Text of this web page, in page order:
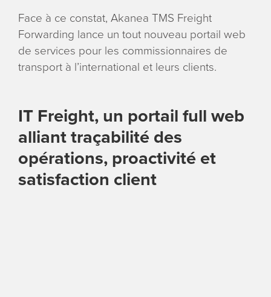
Face à ce constat, Akanea TMS Freight
Forwarding lance un tout nouveau portail web
de services pour les commissionnaires de
transport à l’international et leurs clients.
IT Freight, un portail full web
alliant traçabilité des
opérations, proactivité et
satisfaction client